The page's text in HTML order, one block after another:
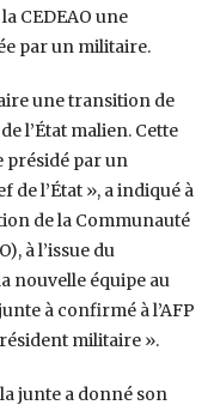
CEDEAO une
par un militaire.
une transition de
l’État malien. Cette
par un
de l’État », a indiqué à
de la Communauté
à l’issue du
nouvelle équipe au
à confirmé à l’AFP
militaire ».
junte a donné son